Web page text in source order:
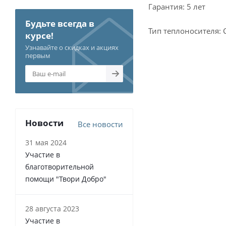
Гарантия: 5 лет
Тип теплоносителя:
Будьте всегда в
курсе!
Узнавайте о скидках и акциях
первым
Новости Все новости
31 мая 2024
Участие в
благотворительной
помощи "Твори Добро"
28 августа 2023
Участие в